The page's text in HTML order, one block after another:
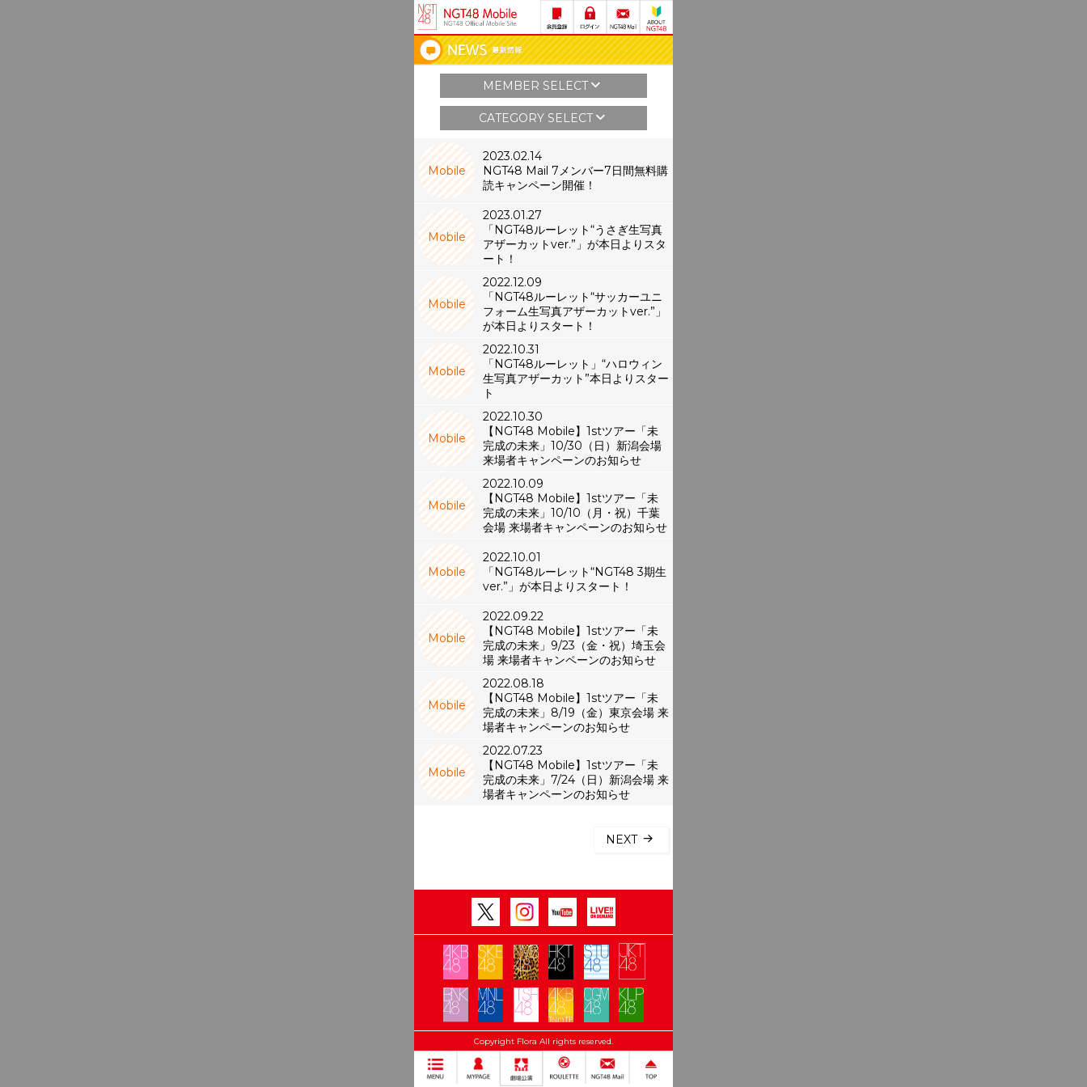
MEMBER SELECT
CATEGORY SELECT
Mobile
2023.02.14
NGT48 Mail 7メンバー7日間無料購
読キャンペーン開催！
Mobile
2023.01.27
「NGT48ルーレット“うさぎ生写真
アザーカットver.”」が本日よりスタ
ート！
Mobile
2022.12.09
「NGT48ルーレット“サッカーユニ
フォーム生写真アザーカットver.”」
が本日よりスタート！
Mobile
2022.10.31
「NGT48ルーレット」“ハロウィン
生写真アザーカット”本日よりスター
ト
Mobile
2022.10.30
【NGT48 Mobile】1stツアー「未
完成の未来」10/30（日）新潟会場
来場者キャンペーンのお知らせ
Mobile
2022.10.09
【NGT48 Mobile】1stツアー「未
完成の未来」10/10（月・祝）千葉
会場 来場者キャンペーンのお知らせ
Mobile
2022.10.01
「NGT48ルーレット“NGT48 3期生
ver.”」が本日よりスタート！
Mobile
2022.09.22
【NGT48 Mobile】1stツアー「未
完成の未来」9/23（金・祝）埼玉会
場 来場者キャンペーンのお知らせ
Mobile
2022.08.18
【NGT48 Mobile】1stツアー「未
完成の未来」8/19（金）東京会場 来
場者キャンペーンのお知らせ
Mobile
2022.07.23
【NGT48 Mobile】1stツアー「未
完成の未来」7/24（日）新潟会場 来
場者キャンペーンのお知らせ
NEXT
Copyright Flora All rights reserved.